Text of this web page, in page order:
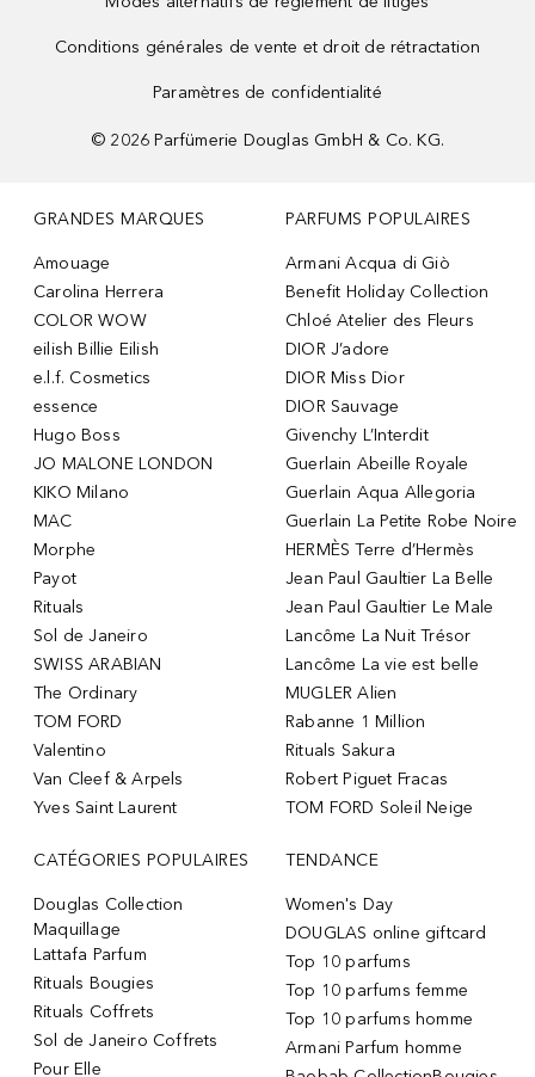
Conditions générales de vente et droit de rétractation
Paramètres de confidentialité
© 2026 Parfümerie Douglas GmbH & Co. KG.
GRANDES MARQUES
Amouage
Carolina Herrera
COLOR WOW
eilish Billie Eilish
e.l.f. Cosmetics
essence
Hugo Boss
JO MALONE LONDON
KIKO Milano
MAC
Morphe
Payot
Rituals
Sol de Janeiro
SWISS ARABIAN
The Ordinary
TOM FORD
Valentino
Van Cleef & Arpels
Yves Saint Laurent
PARFUMS POPULAIRES
Armani Acqua di Giò
Benefit Holiday Collection
Chloé Atelier des Fleurs
DIOR J’adore
DIOR Miss Dior
DIOR Sauvage
Givenchy L’Interdit
Guerlain Abeille Royale
Guerlain Aqua Allegoria
Guerlain La Petite Robe Noire
HERMÈS Terre d’Hermès
Jean Paul Gaultier La Belle
Jean Paul Gaultier Le Male
Lancôme La Nuit Trésor
Lancôme La vie est belle
MUGLER Alien
Rabanne 1 Million
Rituals Sakura
Robert Piguet Fracas
TOM FORD Soleil Neige
CATÉGORIES POPULAIRES
Douglas Collection
Maquillage
Lattafa Parfum
Rituals Bougies
Rituals Coffrets
Sol de Janeiro Coffrets
Pour Elle
TENDANCE
Women's Day
DOUGLAS online giftcard
Top 10 parfums
Top 10 parfums femme
Top 10 parfums homme
Armani Parfum homme